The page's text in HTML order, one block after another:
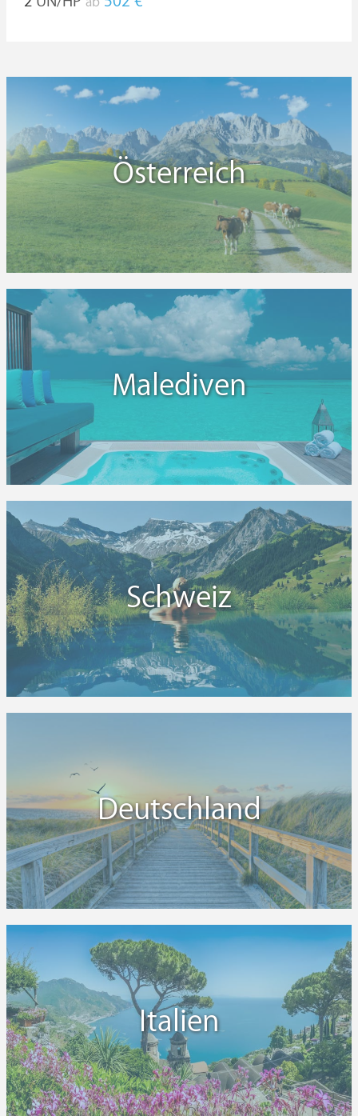
Österreich
Malediven
Schweiz
Deutschland
Italien